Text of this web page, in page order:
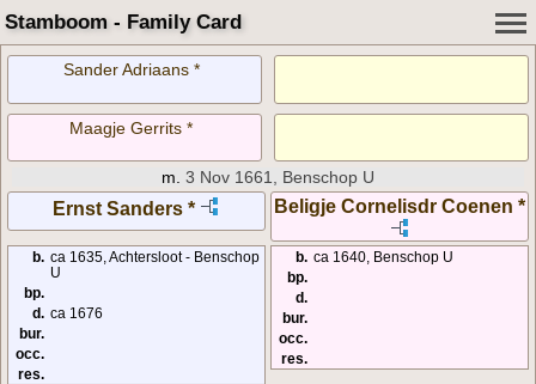
Stamboom - Family Card
Sander Adriaans *
Maagje Gerrits *
m. 3 Nov 1661, Benschop U
Ernst Sanders * Beligje Cornelisdr Coenen *
b. ca 1635, Achtersloot - Benschop
U
bp.
d. ca 1676
bur.
occ.
res.
b. ca 1640, Benschop U
bp.
d.
bur.
occ.
res.